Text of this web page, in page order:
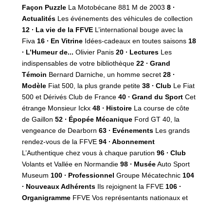
Façon PuzzleLa Motobécane 881 M de 2003 8 ∙
ActualitésLes événements des véhicules de collection
12 ∙ La vie de la FFVEL’international bouge avec la
Fiva 16 ∙ En VitrineIdées-cadeaux en toutes saisons18
∙ L’Humeur de... Olivier Panis 20 ∙ LecturesLes
indispensables de votre bibliothèque 22 ∙ Grand
Témoin Bernard Darniche, un homme secret 28 ∙
ModèleFiat 500, la plus grande petite 38 ∙ Club Le Fiat
500 et Dérivés Club de France 40 ∙ Grand du SportCet
étrange Monsieur Ickx 48 ∙ HistoireLa course de côte
de Gaillon 52 ∙ Épopée MécaniqueFord GT 40, la
vengeance de Dearborn 63 ∙ EvénementsLes grands
rendez-vous de la FFVE 94 ∙ Abonnement
L’Authentique chez vous à chaque parution 96 ∙ Club
Volants et Vallée en Normandie 98 ∙ MuséeAuto Sport
Museum 100 ∙ Professionnel Groupe Mécatechnic 104
∙ Nouveaux AdhérentsIls rejoignent la FFVE 106 ∙
OrganigrammeFFVE Vos représentants nationaux et